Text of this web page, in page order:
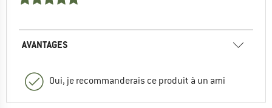
AVANTAGES
Oui, je recommanderais ce produit à un ami